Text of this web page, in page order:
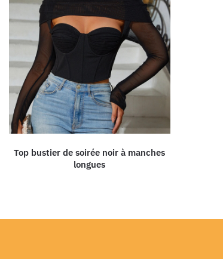
Top bustier de soirée noir à manches
longues